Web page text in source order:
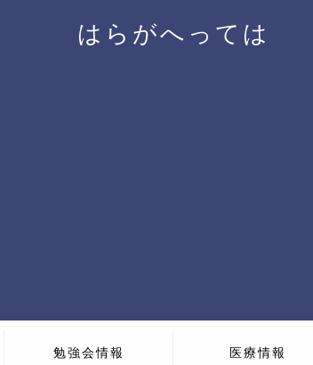
はらがへっては
勉強会情報 医療情報